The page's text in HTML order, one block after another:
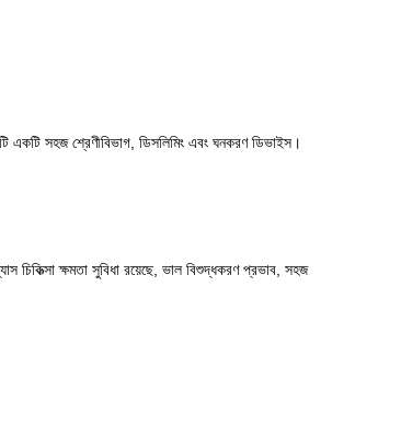
একটি সহজ শ্রেণীবিভাগ, ডিসলিমিং এবং ঘনকরণ ডিভাইস।
ক্ষমতা সুবিধা রয়েছে, ভাল বিশুদ্ধকরণ প্রভাব, সহজ